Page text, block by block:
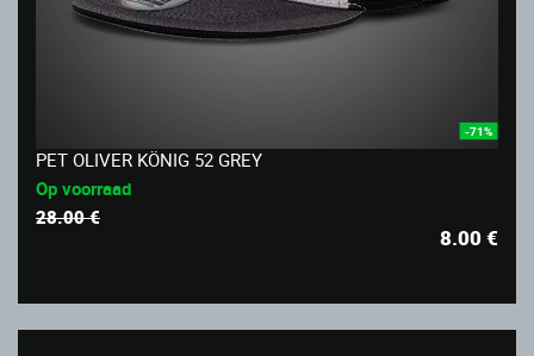
-71%
PET OLIVER KÖNIG 52 GREY
Op voorraad
28.00 €
8.00€